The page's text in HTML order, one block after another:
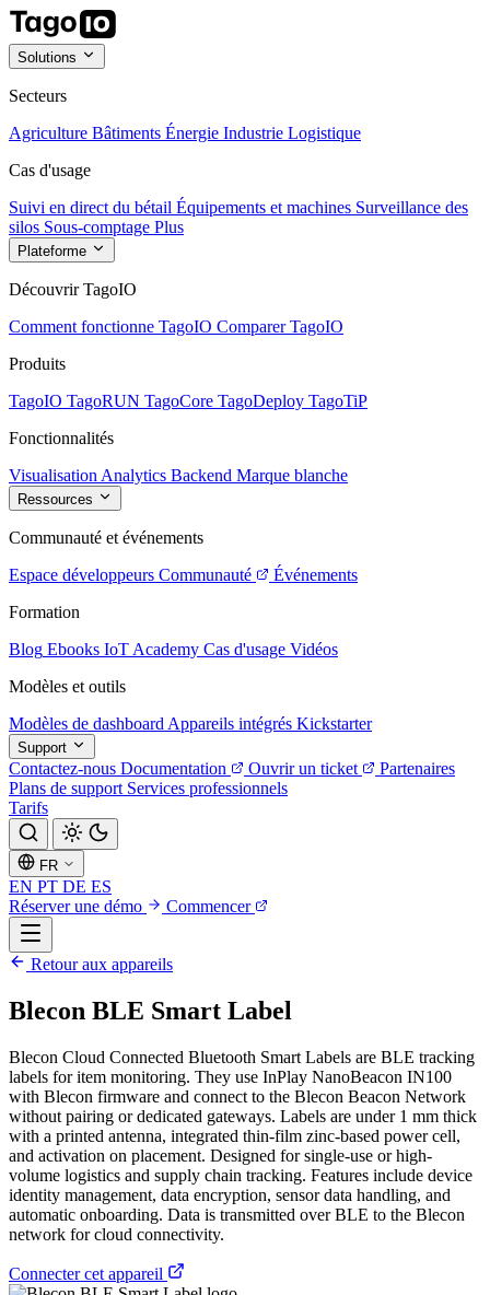
Solutions
Secteurs
Agriculture Bâtiments Énergie Industrie Logistique
Cas d'usage
Suivi en direct du bétail Équipements et machines Surveillance des
silos Sous-comptage Plus
Plateforme
Découvrir TagoIO
Comment fonctionne TagoIO Comparer TagoIO
Produits
TagoIO TagoRUN TagoCore TagoDeploy TagoTiP
Fonctionnalités
Visualisation Analytics Backend Marque blanche
Ressources
Communauté et événements
Espace développeurs Communauté
Événements
Formation
Blog Ebooks IoT Academy Cas d'usage Vidéos
Modèles et outils
Modèles de dashboard Appareils intégrés Kickstarter
Support
Contactez-nous Documentation Ouvrir un ticket
Partenaires
Plans de support Services professionnels
Tarifs
FR
EN PT DE ES
Réserver une démo
Commencer
Retour aux appareils
Blecon BLE Smart Label
Blecon Cloud Connected Bluetooth Smart Labels are BLE tracking
labels for item monitoring. They use InPlay NanoBeacon IN100
with Blecon firmware and connect to the Blecon Beacon Network
without pairing or dedicated gateways. Labels are under 1 mm thick
with a printed antenna, integrated thin-film zinc-based power cell,
and activation on placement. Designed for single-use or high-
volume logistics and supply chain tracking. Features include device
identity management, data encryption, sensor data handling, and
automatic onboarding. Data is transmitted over BLE to the Blecon
network for cloud connectivity.
Connecter cet appareil